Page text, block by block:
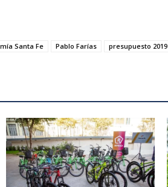
Santa Fe Pablo Farías presupuesto 2019